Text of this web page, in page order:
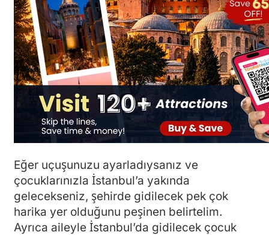
Eğer uçuşunuzu ayarladıysanız ve
çocuklarınızla İstanbul’a yakında
gelecekseniz, şehirde gidilecek pek çok
harika yer olduğunu peşinen belirtelim.
Ayrıca aileyle İstanbul’da gidilecek çocuk